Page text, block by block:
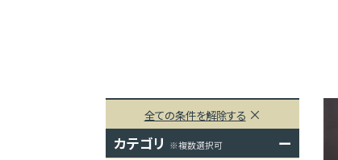
全ての条件を解除する
カテゴリ ※複数選択可 ー